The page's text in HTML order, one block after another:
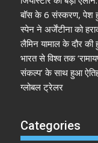
बॉस के 6 संस्करण, पेश
स्पेन ने अर्जेंटीना को
लैमिन यामाल के दौर
भारत से विश्व तक
संकल्प’ के साथ हुआ
ग्लोबल ट्रेलर
Categories